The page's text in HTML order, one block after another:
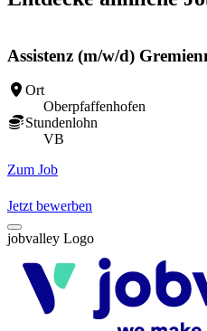
Assistenz (m/w/d)
Ort
Oberpfaffenhofen
Stundenlohn
VB
Zum Job
Jetzt bewerben
jobvalley Logo